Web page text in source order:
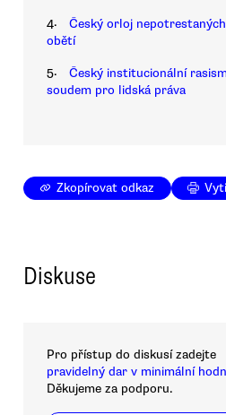
4.
Český orloj
obětí
5.
Český institucionální
soudem pro lidská práva
Zkopírovat odkaz
Diskuse
Pro přístup do diskusí zadejte
pravidelný dar v minimální
Děkujeme za podporu.